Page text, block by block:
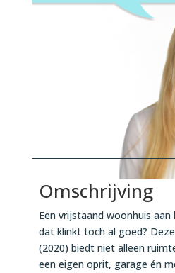
Omschrijving
Een vrijstaand woonhuis
dat klinkt toch al goed?
(2020) biedt niet alleen
een eigen oprit, garage én